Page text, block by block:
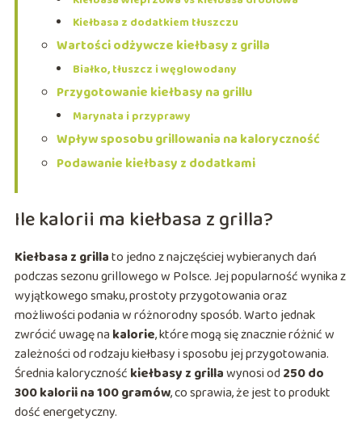
Kiełbasa z dodatkiem tłuszczu
Wartości odżywcze kiełbasy z grilla
Białko, tłuszcz i węglowodany
Przygotowanie kiełbasy na grillu
Marynata i przyprawy
Wpływ sposobu grillowania na kaloryczność
Podawanie kiełbasy z dodatkami
Ile kalorii ma kiełbasa z grilla?
Kiełbasa z grillato jedno z najczęściej wybieranych dań
podczas sezonu grillowego w Polsce. Jej popularność wynika z
wyjątkowego smaku, prostoty przygotowania oraz
możliwości podania w różnorodny sposób. Warto jednak
zwrócić uwagę na kalorie, które mogą się znacznie różnić w
zależności od rodzaju kiełbasy i sposobu jej przygotowania.
Średnia kaloryczność kiełbasy z grillawynosi od 250 do
300 kalorii na 100 gramów, co sprawia, że jest to produkt
dość energetyczny.